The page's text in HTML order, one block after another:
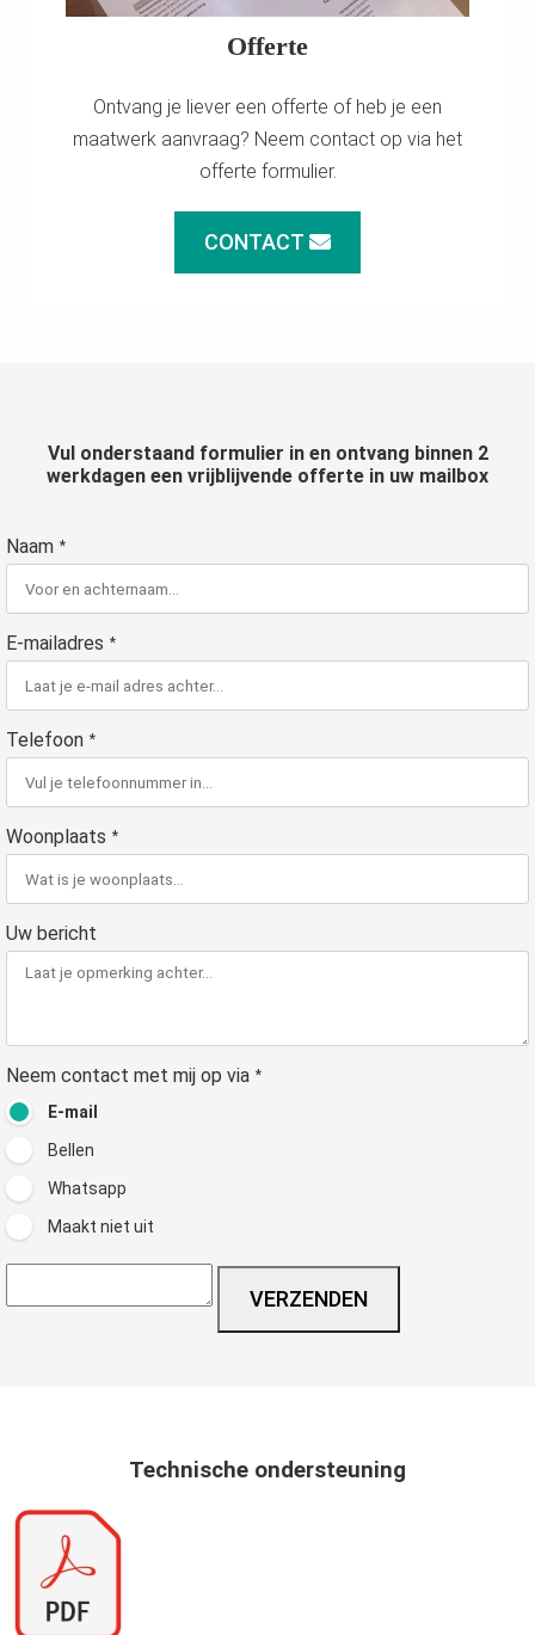
Offerte
Ontvang je liever een offerte of heb je een
maatwerk aanvraag? Neem contact op via het
offerte formulier.
CONTACT
Vul onderstaand formulier in en ontvang binnen 2
werkdagen een vrijblijvende offerte in uw mailbox
Naam *
E-mailadres *
Telefoon *
Woonplaats *
Uw bericht
Neem contact met mij op via *
E-mail
Bellen
Whatsapp
Maakt niet uit
VERZENDEN
Technische ondersteuning